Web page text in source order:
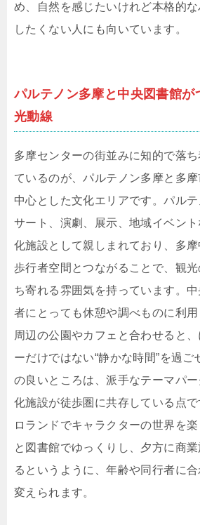
め、自然を感じたいけれど本格的
したくない人にも向いています。
パルテノン多摩と中央図書館が
光動線
多摩センターの街並みに知的で落ち
ているのが、パルテノン多摩と多
中心とした文化エリアです。パル
サート、演劇、展示、地域イベン
化施設として親しまれており、多
歩行者空間とつながることで、観
ち寄れる雰囲気を持っています。
者にとっても休憩や調べものに利用
周辺の公園やカフェと合わせると
ーだけではない“静かな時間”を過
の良いところは、派手なテーマパ
化施設が徒歩圏に共存している点
ロランドでキャラクターの世界を
と図書館でゆっくりし、夕方に商
るというように、年齢や同行者に
変えられます。